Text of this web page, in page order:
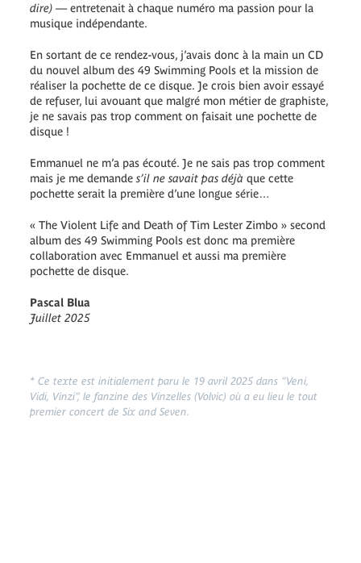
dire) — entretenait à chaque numéro ma passion pour la
musique indépendante.
En sortant de ce rendez-vous, j’avais donc à la main un CD
du nouvel album des 49 Swimming Pools et la mission de
réaliser la pochette de ce disque. Je crois bien avoir essayé
de refuser, lui avouant que malgré mon métier de graphiste,
je ne savais pas trop comment on faisait une pochette de
disque !
Emmanuel ne m’a pas écouté. Je ne sais pas trop comment
mais je me demandes’il ne savait pas déjàque cette
pochette serait la première d’une longue série…
« The Violent Life and Death of Tim Lester Zimbo » second
album des 49 Swimming Pools est donc ma première
collaboration avec Emmanuel et aussi ma première
pochette de disque.
Pascal Blua
Juillet 2025
* Ce texte est initialement paru le 19 avril 2025 dans “Veni,
Vidi, Vinzi”, le fanzine des Vinzelles (Volvic) où a eu lieu le tout
premier concert de Six and Seven.